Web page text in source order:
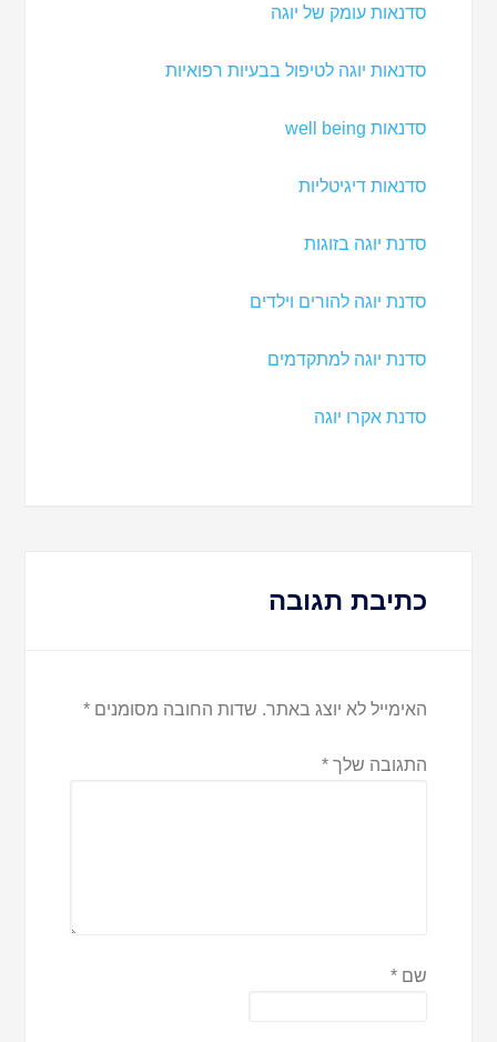
סדנאות עומק של יוגה
סדנאות יוגה לטיפול בבעיות רפואיות
סדנאות well being
סדנאות דיגיטליות
סדנת יוגה בזוגות
סדנת יוגה להורים וילדים
סדנת יוגה למתקדמים
סדנת אקרו יוגה
כתיבת תגובה
האימייל לא יוצג באתר. שדות החובה מסומנים*
התגובה שלך*
שם*